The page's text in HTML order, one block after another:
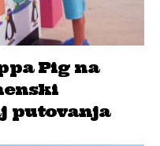
Pig na
putovanja